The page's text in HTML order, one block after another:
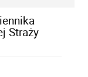
Straży